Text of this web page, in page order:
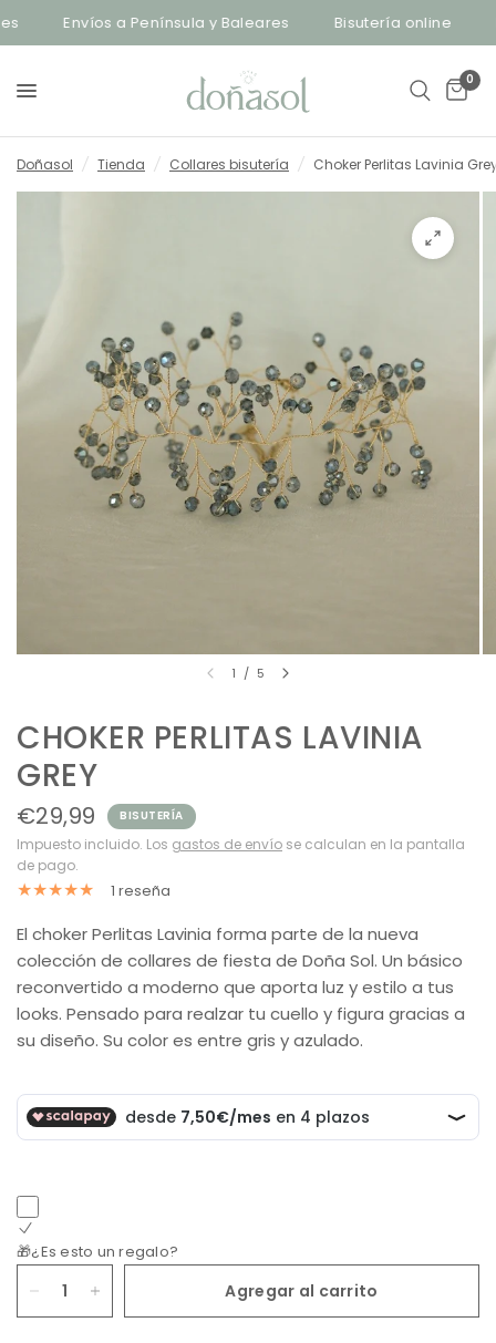
Envíos a Península y Baleares Bisutería online
0
Doñasol / Tienda / Collares bisutería / Choker Perlitas Lavinia
1 / 5
CHOKER PERLITAS LAVINIA
GREY
€29,99 BISUTERÍA
Impuesto incluido. Los gastos de envío se calculan en la pantalla
de pago.
1 reseña
El choker Perlitas Lavinia forma parte de la nueva
colección de collares de fiesta de Doña Sol. Un básico
reconvertido a moderno que aporta luz y estilo a tus
looks. Pensado para realzar tu cuello y figura gracias a
su diseño. Su color es entre gris y azulado.
🎁¿Es esto un regalo?
Agregar al carrito